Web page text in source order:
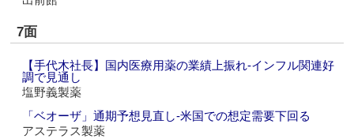
7面
【手代木社長】国内医療用薬の業績上振れ‐インフル関連好
調で見通し
塩野義製薬
「ベオーザ」通期予想見直し‐米国での想定需要下回る
アステラス製薬